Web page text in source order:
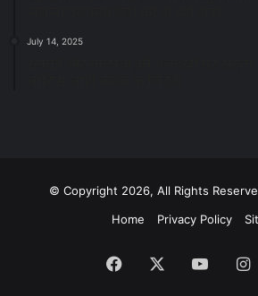
July 14, 2025
© Copyright 2026, All Rights
Home
Privacy Policy
Facebook